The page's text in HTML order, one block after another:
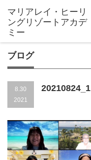
ブログ
8.30
2021
20210824_1